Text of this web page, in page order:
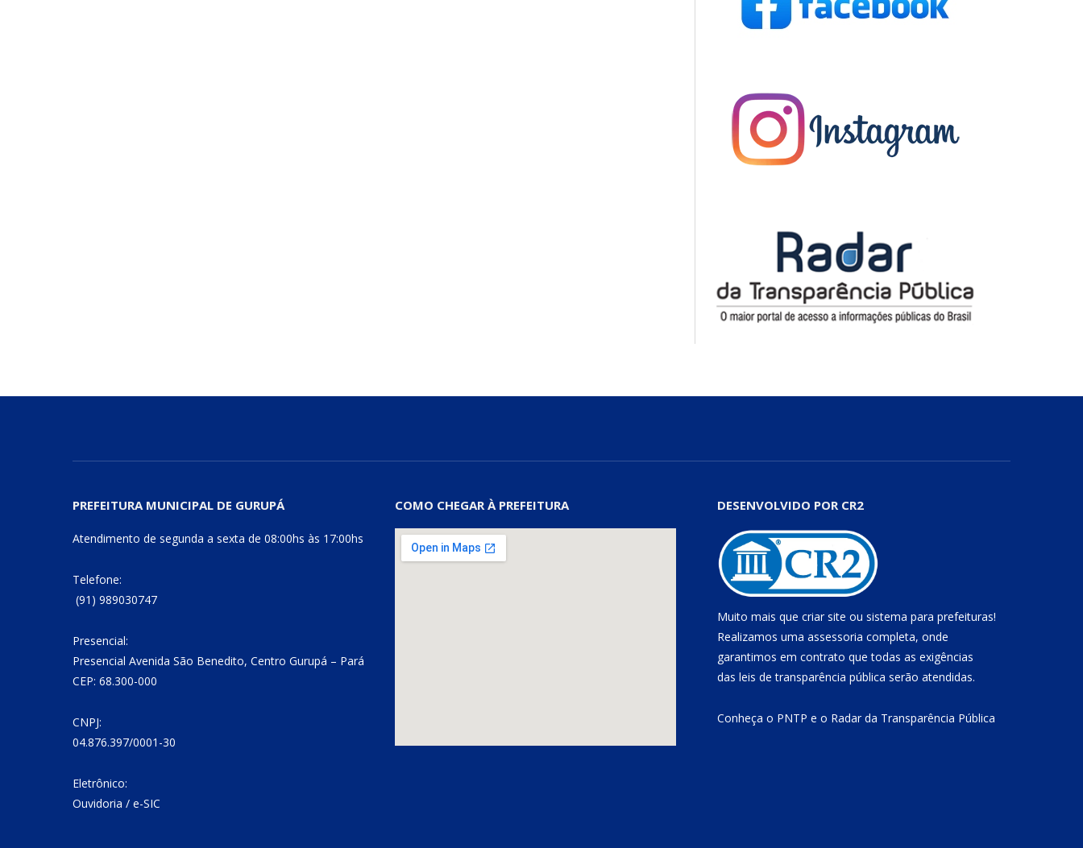
PREFEITURA MUNICIPAL DE GURUPÁ
Atendimento de segunda a sexta de 08:00hs às 17:00hs
Telefone:
(91) 989030747
Presencial:
Presencial Avenida São Benedito, Centro Gurupá – Pará
CEP: 68.300-000
CNPJ:
04.876.397/0001-30
Eletrônico:
Ouvidoria / e-SIC
COMO CHEGAR À PREFEITURA DESENVOLVIDO POR CR2
Muito mais que criar site ou sistema para prefeituras!
Realizamos uma assessoria completa, onde
garantimos em contrato que todas as exigências
das leis de transparência pública serão atendidas.
Conheça o PNTP e o Radar da Transparência Pública